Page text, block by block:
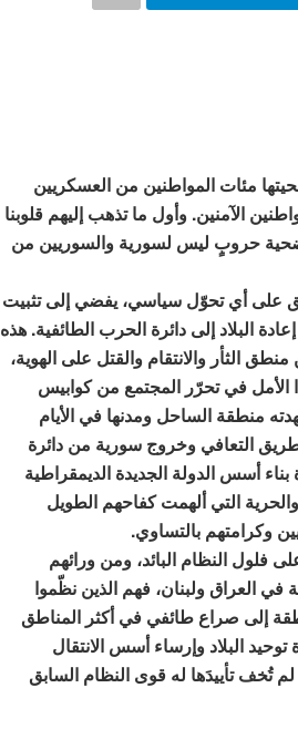
مئات المواطنين من العسكريين
الآمنين. وأول ما تذهب إليهم قلوبنا
ضحية حروبٍ ليس لسورية والسوريين من
على أي تحوّل سياسي، يفضي إلى تثبيت
البلاد إلى دائرة الحرب الطائفية. هذه
الثأر والانتقام والقتل على الهوية،
الأمل في تحرّر المجتمع من كوابيس
منطقة الساحل ومدنها في الأيام
التعافي وخروج سورية من دائرة
أسس الدولة الجديدة الديمقراطية
التي ألهمت كفاحهم الطويل
وكرامتهم بالتساوي.
فلول النظام البائد، ومن ورائهم
في العراق ولبنان، فهم الذين نظّموا
إلى صراع طائفي في أكثر المناطق
البلاد وإرساء أسس الانتقال
تُخف تأييدَها له قوى النظام السابق